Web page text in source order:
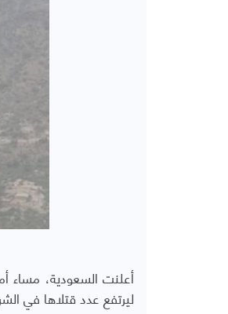
أعلنت السعودية، مساء
ليرتفع عدد قتلاها في